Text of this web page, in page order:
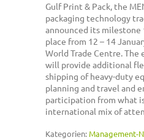
Gulf Print & Pack, the
packaging technology
announced its
place from 12 – 14
World Trade Centre.
will provide additional
shipping of heavy-duty
planning and travel and
participation from what
international mix of
Kategorien: Management-